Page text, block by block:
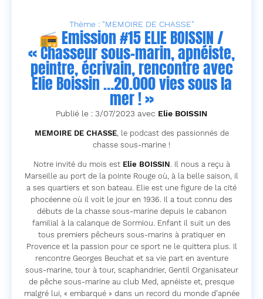
Thème : "MEMOIRE DE CHASSE"
📻 Emission #15 ELIE BOISSIN /
« Chasseur sous-marin, apnéiste,
peintre, écrivain, rencontre avec
Elie Boissin …20.000 vies sous la
mer ! »
Publié le : 3/07/2023 avec Elie BOISSIN
MEMOIRE DE CHASSE, le podcast des passionnés de
chasse sous-marine !
Notre invité du mois est Elie BOISSIN. Il nous a reçu à
Marseille au port de la pointe Rouge où, à la belle saison, il
a ses quartiers et son bateau. Elie est une figure de la cité
phocéenne où il voit le jour en 1936. Il a tout connu des
débuts de la chasse sous-marine depuis le cabanon
familial à la calanque de Sormiou. Enfant il suit un des
tous premiers pêcheurs sous-marins à pratiquer en
Provence et la passion pour ce sport ne le quittera plus. Il
rencontre Georges Beuchat et sa vie part en aventure
sous-marine, tour à tour, scaphandrier, Gentil Organisateur
de pêche sous-marine au club Med, apnéiste et, presque
malgré lui, « embarqué » dans un record du monde d’apnée